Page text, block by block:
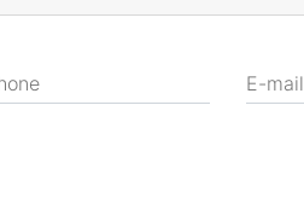
E-mail